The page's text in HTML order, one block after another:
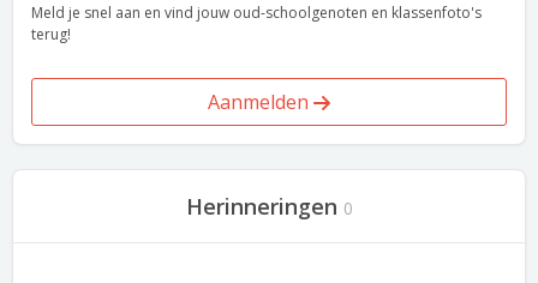
Meld je snel aan en vind jouw oud-schoolgenoten en klassenfoto's
terug!
Aanmelden
Herinneringen 0